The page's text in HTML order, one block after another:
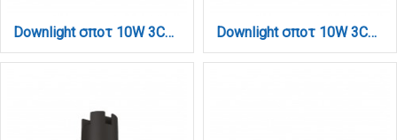
Downlight σποτ 10W 3CCT σε λευκή και μαύρη απόχρωση (X00180WB) Downlight σποτ 10W 3CCT σε μαύρη απόχρωση (X00180B)